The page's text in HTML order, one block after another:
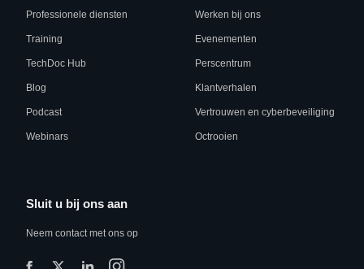
Professionele diensten
Training
TechDoc Hub
Blog
Podcast
Webinars
Werken bij ons
Evenementen
Perscentrum
Klantverhalen
Vertrouwen en cyberbeveiliging
Octrooien
Sluit u bij ons aan
Neem contact met ons op